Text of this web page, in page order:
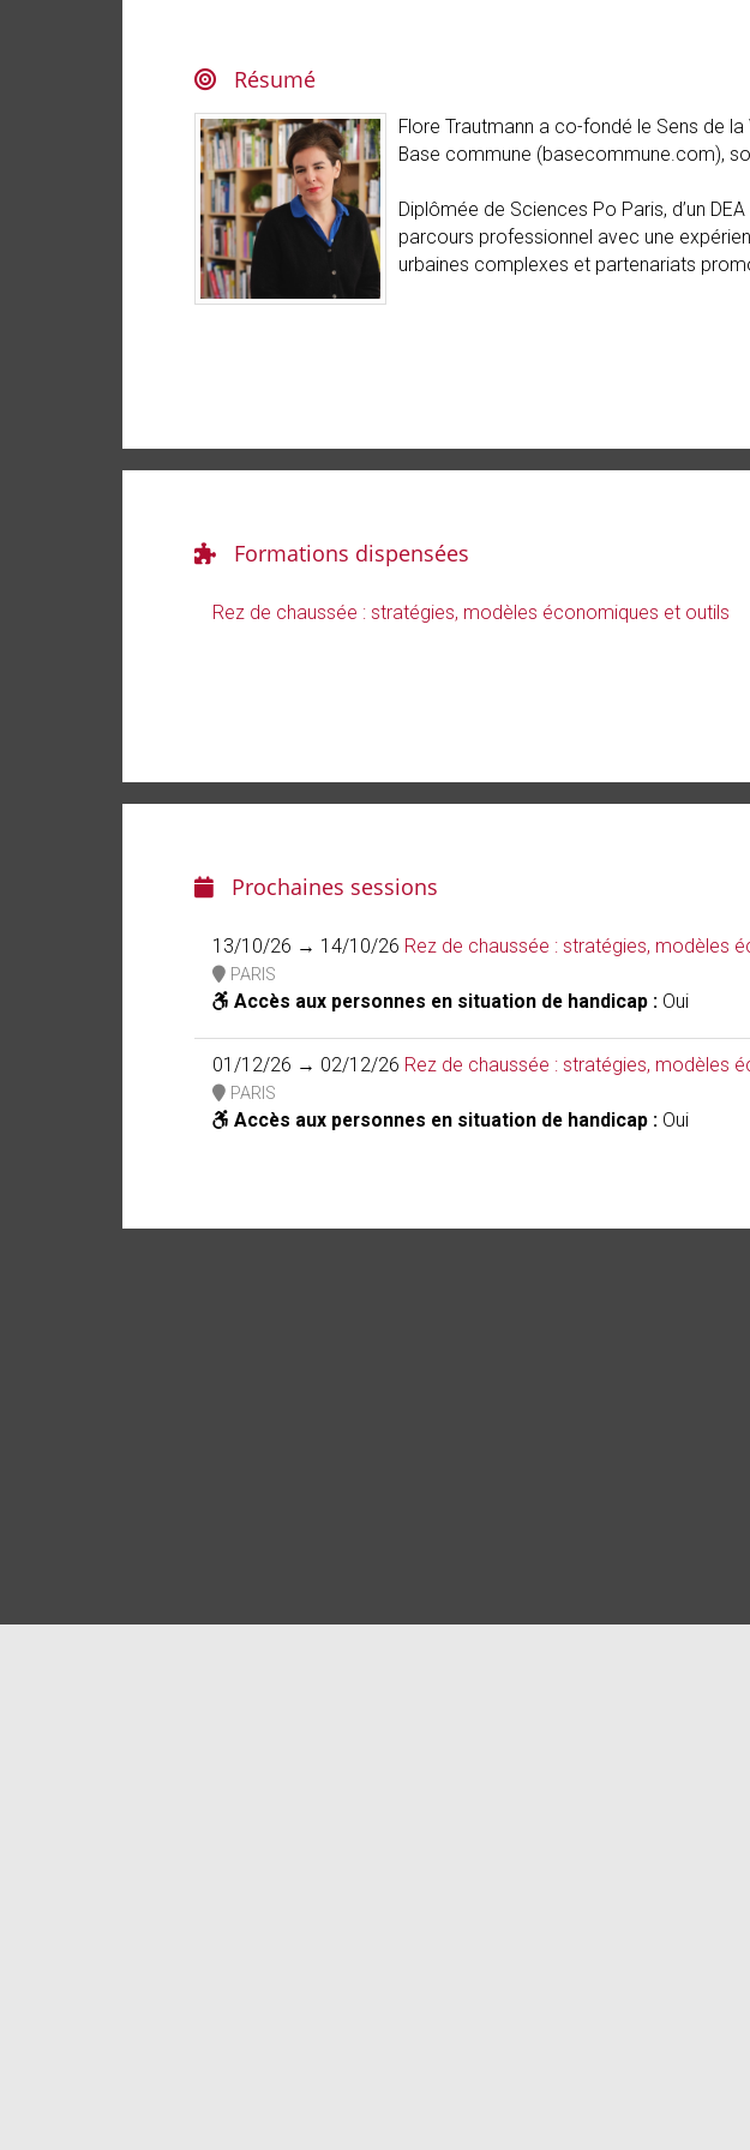
Résumé
Flore Trautmann a co-fondé le Sens de
Base commune (basecommune.com),
Diplômée de Sciences Po Paris, d’un
parcours professionnel avec une
urbaines complexes et partenariats
Formations dispensées
Rez de chaussée : stratégies, modèles économiques et outils
Prochaines sessions
13/10/26 → 14/10/26 Rez de chaussée : stratégies, modèles
PARIS
Accès aux personnes en situation de handicap : Oui
01/12/26 → 02/12/26 Rez de chaussée : stratégies, modèles
PARIS
Accès aux personnes en situation de handicap : Oui